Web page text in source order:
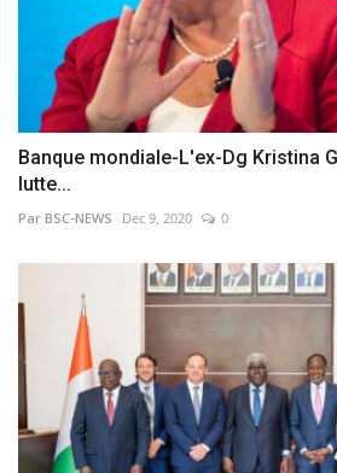
Banque mondiale-L'ex-Dg Kristina
lutte...
Par BSC-NEWS Dec 9, 2020 0